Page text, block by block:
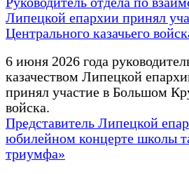
Липецкой епархии принял
Центрального казачьего
6 июня 2026 года
казачеством Липецкой
принял участие в Большом
войска.
Представитель Липецкой
юбилейном концерте школы
триумфа»